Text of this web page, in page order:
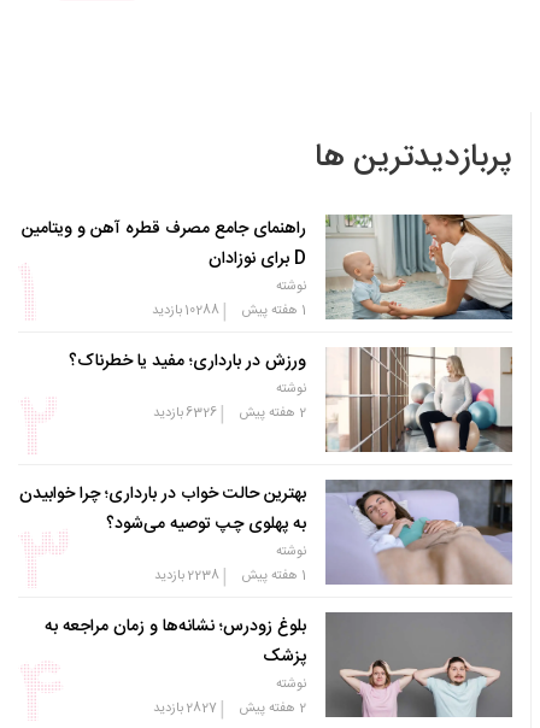
پربازدیدترین ها
راهنمای جامع مصرف قطره آهن و ویتامین
D برای نوزادان
نوشته
1 هفته پیش
|
10288بازدید
ورزش در بارداری؛ مفید یا خطرناک؟
نوشته
2 هفته پیش
|
6326بازدید
بهترین حالت خواب در بارداری؛ چرا خوابیدن
به پهلوی چپ توصیه می‌شود؟
نوشته
1 هفته پیش
|
2238بازدید
بلوغ زودرس؛ نشانه‌ها و زمان مراجعه به
پزشک
نوشته
2 هفته پیش
|
2827بازدید